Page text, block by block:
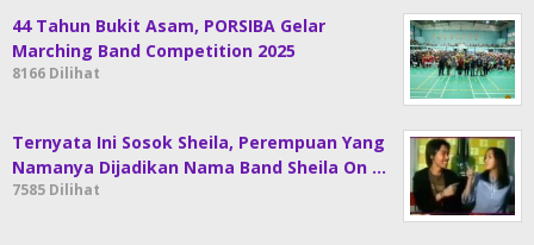
44 Tahun Bukit Asam, PORSIBA Gelar
Marching Band Competition 2025
8166 Dilihat
Ternyata Ini Sosok Sheila, Perempuan Yang
Namanya Dijadikan Nama Band Sheila On …
7585 Dilihat